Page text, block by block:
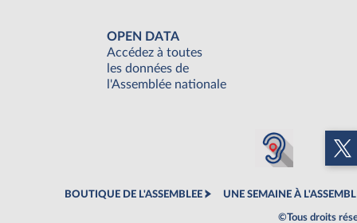
OPEN DATA
Accédez à toutes
les données de
l'Assemblée nationale
BOUTIQUE DE L'ASSEMBLEE UNE SEMAINE À
©Tous droits